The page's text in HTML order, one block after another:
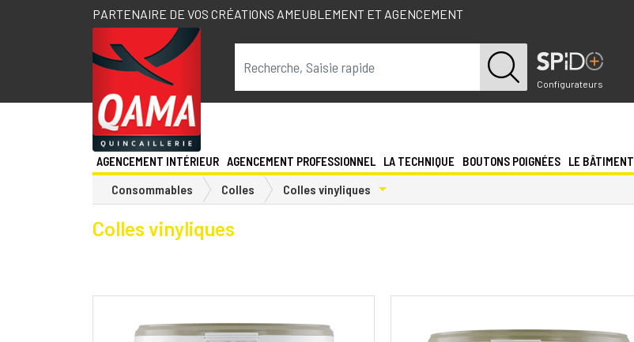
PARTENAIRE DE VOS CRÉATIONS AMEUBLEMENT ET AGENCEMENT
Configurateurs
AGENCEMENT INTÉRIEUR AGENCEMENT PROFESSIONNEL LA TECHNIQUE BOUTONS POIGNÉES LE BÂTIMENT
Consommables Colles Colles vinyliques Toggle Dropdown
Colles vinyliques